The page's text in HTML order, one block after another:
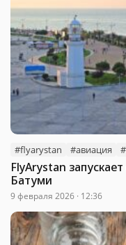
#flyarystan #авиация
FlyArystan
Батуми
9 февраля 2026 · 12:36